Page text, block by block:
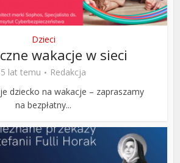
Dzieci
wakacje w sieci
5 lat temu
Redakcja
dziecko na wakacje – zapraszamy
na bezpłatny...